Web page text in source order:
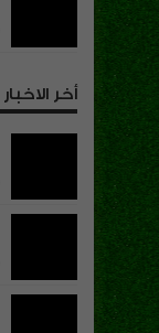
أخر الاخبار